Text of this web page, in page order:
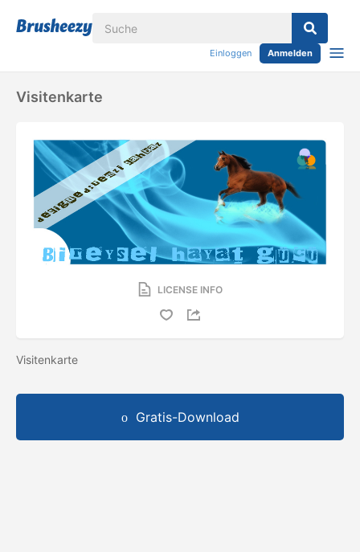
Einloggen Anmelden
Visitenkarte
LICENSE INFO
Visitenkarte
Gratis-Download